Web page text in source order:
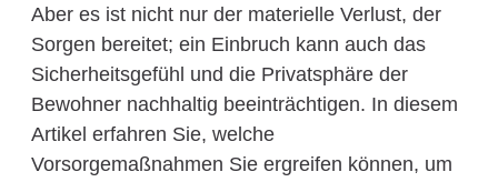
Aber es ist nicht nur der materielle Verlust, der
Sorgen bereitet; ein Einbruch kann auch das
Sicherheitsgefühl und die Privatsphäre der
Bewohner nachhaltig beeinträchtigen. In diesem
Artikel erfahren Sie, welche
Vorsorgemaßnahmen Sie ergreifen können, um